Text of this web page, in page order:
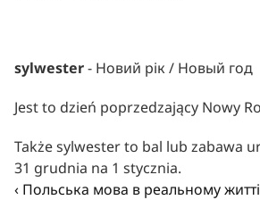
sylwester - Новий рік / Новый год
Jest to dzień poprzedzający Nowy
Także sylwester to bal lub zabawa
31 grudnia na 1 stycznia.
‹ Польська мова в реальному